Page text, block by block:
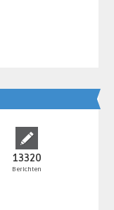
13320
Berichten